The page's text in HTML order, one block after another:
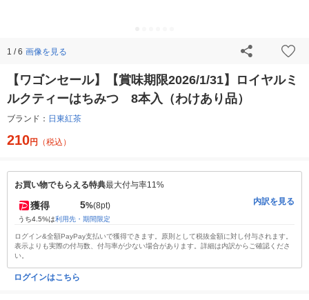
1 / 6 画像を見る
【ワゴンセール】【賞味期限2026/1/31】ロイヤルミ
ルクティーはちみつ 8本入（わけあり品）
ブランド： 日東紅茶
210円 （税込）
お買い物でもらえる特典最大付与率11%
獲得 5%(8pt)
うち4.5%は利用先・期間限定
内訳を見る
ログイン&全額PayPay支払いで獲得できます。原則として税抜金額に対し付与されます。
表示よりも実際の付与数、付与率が少ない場合があります。詳細は内訳からご確認くださ
い。
ログインはこちら